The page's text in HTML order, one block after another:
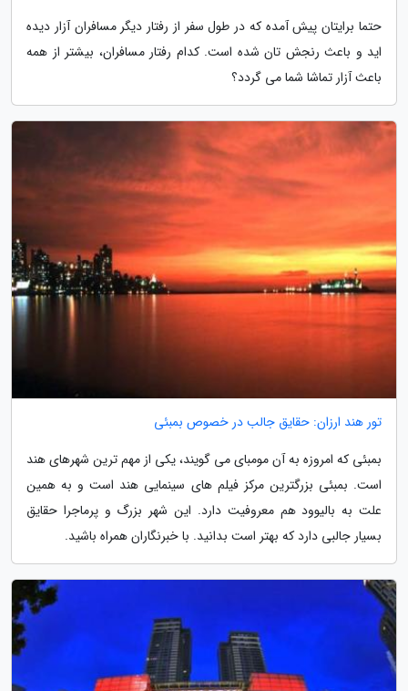
حتما برایتان پیش آمده که در طول سفر از رفتار دیگر مسافران آزار دیده
اید و باعث رنجش تان شده است. کدام رفتار مسافران، بیشتر از همه
باعث آزار تماشا شما می گردد؟
تور هند ارزان: حقایق جالب در خصوص بمبئی
بمبئی که امروزه به آن مومبای می گویند، یکی از مهم ترین شهرهای هند
است. بمبئی بزرگترین مرکز فیلم های سینمایی هند است و به همین
علت به بالیوود هم معروفیت دارد. این شهر بزرگ و پرماجرا حقایق
بسیار جالبی دارد که بهتر است بدانید. با خبرنگاران همراه باشید.